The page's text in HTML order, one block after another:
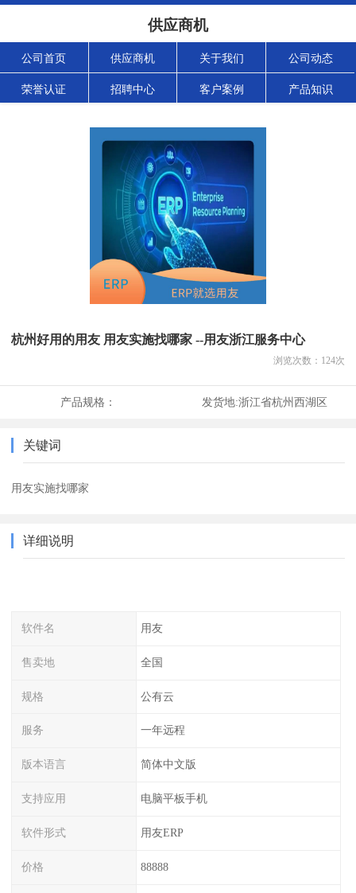
供应商机
公司首页 供应商机 关于我们 公司动态
荣誉认证 招聘中心 客户案例 产品知识
杭州好用的用友 用友实施找哪家 --用友浙江服务中心
浏览次数： 124次
产品规格： 发货地:浙江省杭州西湖区
关键词
用友实施找哪家
详细说明
软件名 用友
售卖地 全国
规格 公有云
服务 一年远程
版本语言 简体中文版
支持应用 电脑平板手机
软件形式 用友ERP
价格 88888